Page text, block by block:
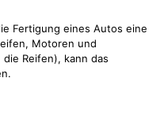
Fertigung eines Autos eine
Motoren und
Reifen), kann das